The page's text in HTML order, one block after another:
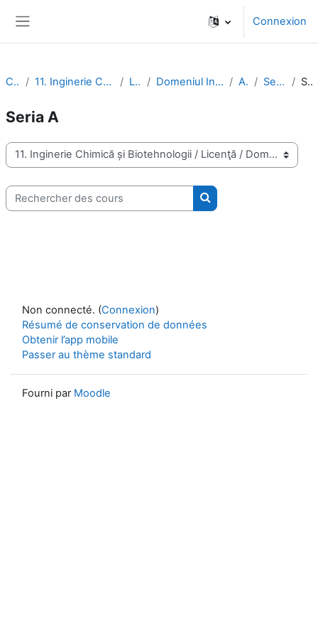
Connexion
Cours 11. Inginerie Chimică și Biotehnologii Licenţă Domeniul Inginerie chimică (IC) Anul 2 Semestrul 1 Seria A
Seria A
Catégories de cours
Rechercher des cours
Rechercher des cours
Non connecté. (Connexion)
Résumé de conservation de données
Obtenir l’app mobile
Passer au thème standard
Fourni par Moodle